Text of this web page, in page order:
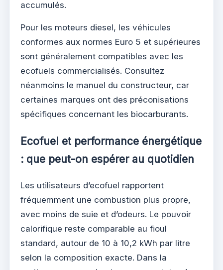
accumulés.
Pour les moteurs diesel, les véhicules
conformes aux normes Euro 5 et supérieures
sont généralement compatibles avec les
ecofuels commercialisés. Consultez
néanmoins le manuel du constructeur, car
certaines marques ont des préconisations
spécifiques concernant les biocarburants.
Ecofuel et performance énergétique
: que peut-on espérer au quotidien
Les utilisateurs d’ecofuel rapportent
fréquemment une combustion plus propre,
avec moins de suie et d’odeurs. Le pouvoir
calorifique reste comparable au fioul
standard, autour de 10 à 10,2 kWh par litre
selon la composition exacte. Dans la